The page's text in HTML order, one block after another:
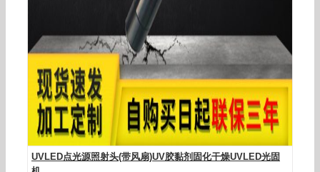
UVLED点光源照射头(带风扇)UV胶黏剂固化干燥UVLED光固